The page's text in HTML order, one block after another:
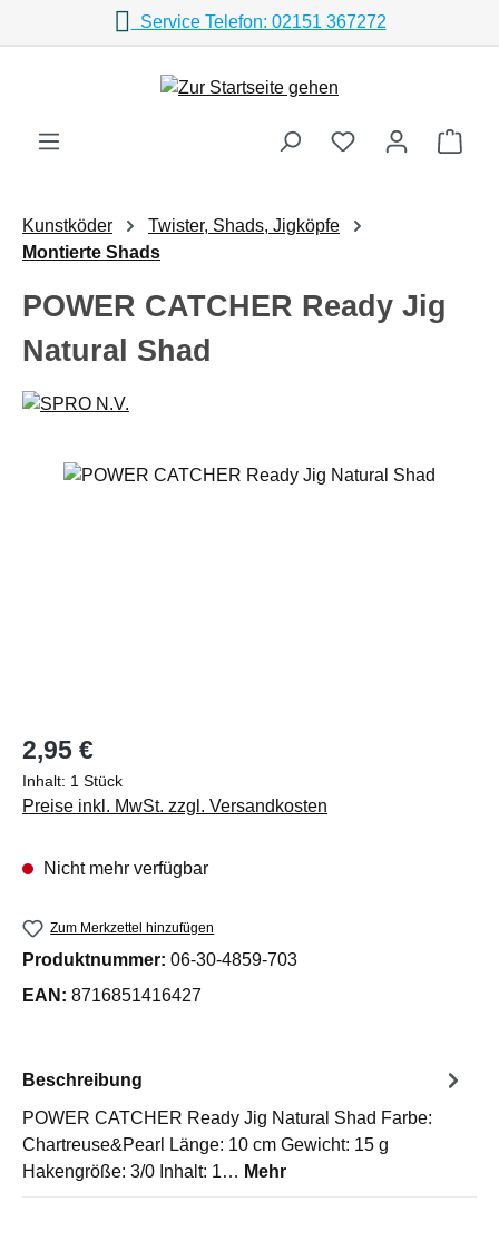
Zum Hauptinhalt springenService Telefon: 02151 367272
Kunstköder
Twister, Shads, Jigköpfe
Montierte Shads
POWER CATCHER Ready Jig
Natural Shad
Bildergalerie überspringen
Regulärer Preis:
2,95 €
Inhalt: 1 Stück
Preise inkl. MwSt. zzgl. Versandkosten
Nicht mehr verfügbar
Zum Merkzettel hinzufügen
Produktnummer: 06-30-4859-703
EAN: 8716851416427
Beschreibung
POWER CATCHER Ready Jig Natural Shad Farbe:
Chartreuse&Pearl Länge: 10 cm Gewicht: 15 g
Hakengröße: 3/0 Inhalt: 1… Mehr